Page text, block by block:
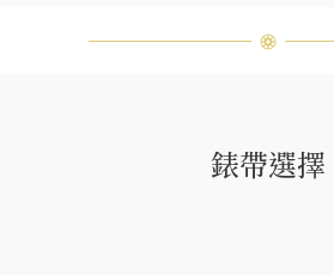
疑問，敬請諮詢客戶服務。
錶帶選擇